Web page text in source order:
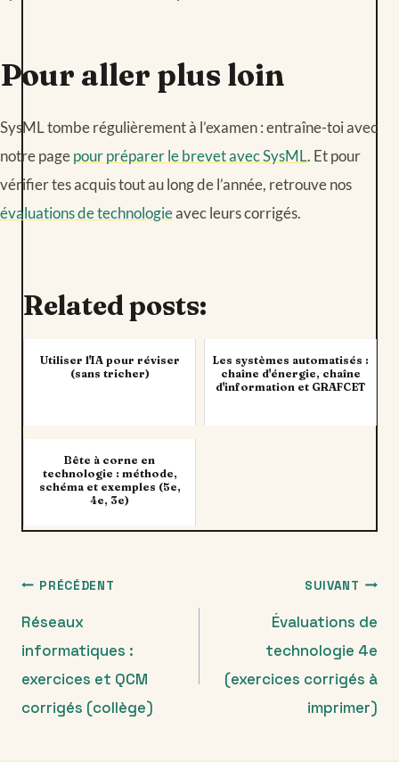
Pour aller plus loin
SysML tombe régulièrement à l’examen : entraîne-toi avec
notre pagepour préparer le brevet avec SysML. Et pour
vérifier tes acquis tout au long de l’année, retrouve nos
évaluations de technologieavec leurs corrigés.
Related posts:
Utiliser l'IA pour réviser
(sans tricher)
Les systèmes automatisés :
chaîne d'énergie, chaîne
d'information et GRAFCET
Bête à corne en
technologie : méthode,
schéma et exemples (5e,
4e, 3e)
Navigation
de
l’article
PRÉCÉDENT
Réseaux
informatiques :
exercices et QCM
corrigés (collège)
SUIVANT
Évaluations de
technologie 4e
(exercices corrigés à
imprimer)